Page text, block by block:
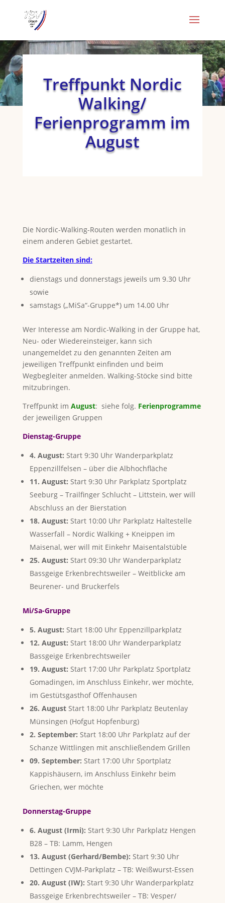
Treffpunkt Nordic
Walking/
Ferienprogramm im
August
Die Nordic-Walking-Routen werden monatlich in
einem anderen Gebiet gestartet.
Die Startzeiten sind:
dienstags und donnerstags jeweils um 9.30 Uhr
sowie
samstags („MiSa“-Gruppe*) um 14.00 Uhr
Wer Interesse am Nordic-Walking in der Gruppe hat,
Neu- oder Wiedereinsteiger, kann sich
unangemeldet zu den genannten Zeiten am
jeweiligen Treffpunkt einfinden und beim
Wegbegleiter anmelden. Walking-Stöcke sind bitte
mitzubringen.
Treffpunkt im August: siehe folg. Ferienprogramme
der jeweiligen Gruppen
Dienstag-Gruppe
4. August: Start 9:30 Uhr Wanderparkplatz
Eppenzillfelsen – über die Albhochfläche
11. August: Start 9:30 Uhr Parkplatz Sportplatz
Seeburg – Trailfinger Schlucht – Littstein, wer will
Abschluss an der Bierstation
18. August: Start 10:00 Uhr Parkplatz Haltestelle
Wasserfall – Nordic Walking + Kneippen im
Maisenal, wer will mit Einkehr Maisentalstüble
25. August: Start 09:30 Uhr Wanderparkplatz
Bassgeige Erkenbrechtsweiler – Weitblicke am
Beurener- und Bruckerfels
Mi/Sa-Gruppe
5. August: Start 18:00 Uhr Eppenzillparkplatz
12. August: Start 18:00 Uhr Wanderparkplatz
Bassgeige Erkenbrechtsweiler
19. August: Start 17:00 Uhr Parkplatz Sportplatz
Gomadingen, im Anschluss Einkehr, wer möchte,
im Gestütsgasthof Offenhausen
26. AugustStart 18:00 Uhr Parkplatz Beutenlay
Münsingen (Hofgut Hopfenburg)
2. September: Start 18:00 Uhr Parkplatz auf der
Schanze Wittlingen mit anschließendem Grillen
09. September: Start 17:00 Uhr Sportplatz
Kappishäusern, im Anschluss Einkehr beim
Griechen, wer möchte
Donnerstag-Gruppe
6. August (Irmi): Start 9:30 Uhr Parkplatz Hengen
B28 – TB: Lamm, Hengen
13. August (Gerhard/Bembe): Start 9:30 Uhr
Dettingen CVJM-Parkplatz – TB: Weißwurst-Essen
20. August (IW): Start 9:30 Uhr Wanderparkplatz
Bassgeige Erkenbrechtsweiler – TB: Vesper/